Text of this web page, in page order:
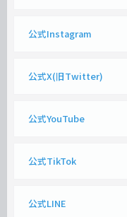
公式Instagram
公式X(旧Twitter)
公式YouTube
公式TikTok
公式LINE